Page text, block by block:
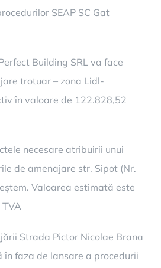
SEAP SC Gat
Building SRL va face
trotuar – zona Lidl-
în valoare de 122.828,52
necesare atribuirii unui
de amenajare str. Sipot (Nr.
Valoarea estimată este
Strada Pictor Nicolae Brana
în faza de lansare a procedurii